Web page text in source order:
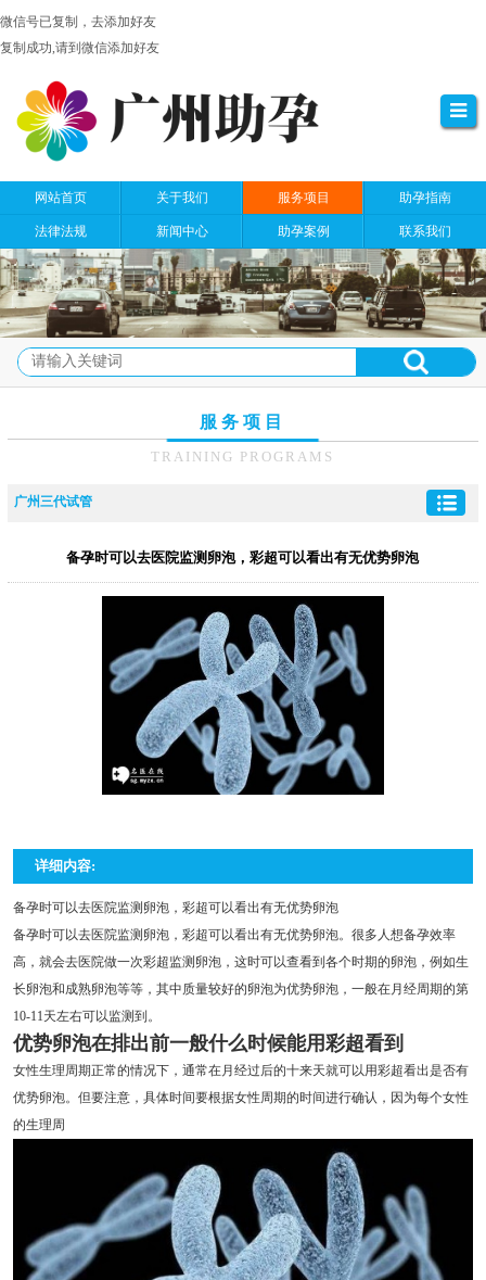
微信号已复制，去添加好友
复制成功,请到微信添加好友
网站首页 关于我们 服务项目 助孕指南
法律法规 新闻中心 助孕案例 联系我们
服务项目
TRAINING PROGRAMS
广州三代试管
备孕时可以去医院监测卵泡，彩超可以看出有无优势卵泡
详细内容:
备孕时可以去医院监测卵泡，彩超可以看出有无优势卵泡
备孕时可以去医院监测卵泡，彩超可以看出有无优势卵泡。很多人想备孕效率
高，就会去医院做一次彩超监测卵泡，这时可以查看到各个时期的卵泡，例如生
长卵泡和成熟卵泡等等，其中质量较好的卵泡为优势卵泡，一般在月经周期的第
10-11天左右可以监测到。
优势卵泡在排出前一般什么时候能用彩超看到
女性生理周期正常的情况下，通常在月经过后的十来天就可以用彩超看出是否有
优势卵泡。但要注意，具体时间要根据女性周期的时间进行确认，因为每个女性
的生理周